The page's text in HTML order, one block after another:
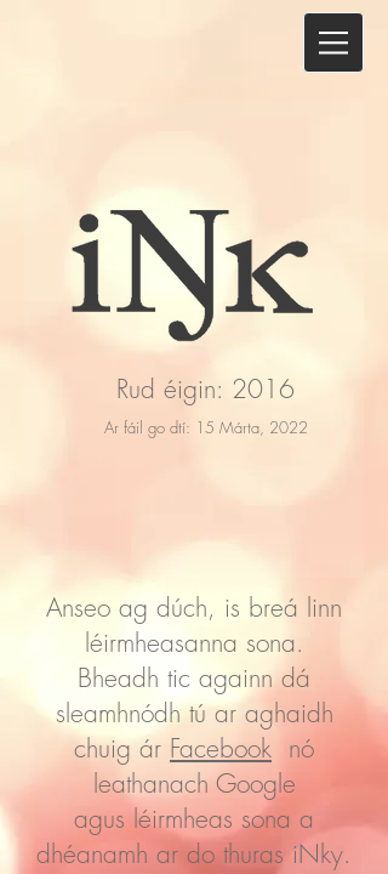
Rud éigin: 2016
Ar fáil go dtí: 15 Márta, 2022
Anseo ag dúch, is breá linn
léirmheasanna sona.
Bheadh tic againn dá
sleamhnódh tú ar aghaidh
chuig ár Facebook nó
leathanach Google
agus léirmheas sona a
dhéanamh ar do thuras iNky.